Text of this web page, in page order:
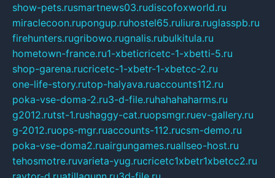
show-pets.rusmartnews03.rudiscofoxworld.ru
miraclecoon.rupongup.ruhostel65.ruliura.ruglasspb.ru
firehunters.rugribowo.rugnalis.rubulkitula.ru
hometown-france.ru1-xbeticricetc-1-xbetti-5.ru
shop-garena.rucricetc-1-xbetr-1-xbetcc-2.ru
one-life-story.rutop-halyava.ruaccounts112.ru
poka-vse-doma-2.ru3-d-file.ruhahahaharms.ru
g2012.rutst-1.rushaggy-cat.ruopsmgr.ruev-gallery.ru
g-2012.ruops-mgr.ruaccounts-112.rucsm-demo.ru
poka-vse-doma2.ruairgungames.ruallseo-host.ru
tehosmotre.ruvarieta-yug.rucricetc1xbetr1xbetcc2.ru